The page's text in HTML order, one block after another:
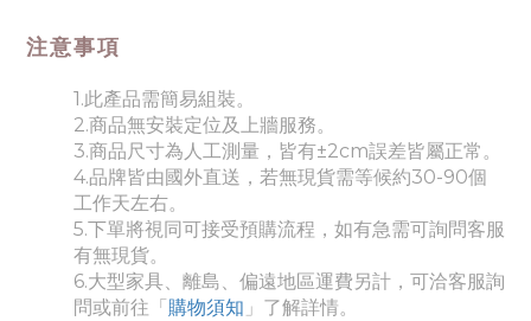
注意事項
1.此產品需簡易組裝。
2.商品無安裝定位及上牆服務。
3.商品尺寸為人工測量，皆有±2cm誤差皆屬正常。
4.品牌皆由國外直送，若無現貨需等候約30-90個
工作天左右。
5.下單將視同可接受預購流程，如有急需可詢問客服
有無現貨。
6.大型家具、離島、偏遠地區運費另計，可洽客服詢
問或前往「 購物須知 」了解詳情。